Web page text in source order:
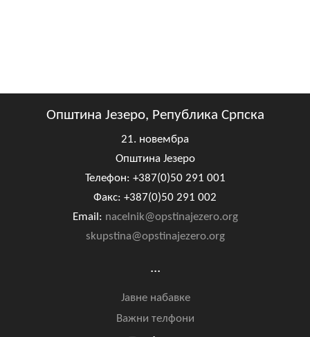
Општина Језеро, Република Српска
21. новембра
Општина Језеро
Телефон: +387(0)50 291 001
Факс: +387(0)50 291 002
Email: nacelnik@opstinajezero.org
skupstina@opstinajezero.org
...
Јавне набавке
Важни телфони